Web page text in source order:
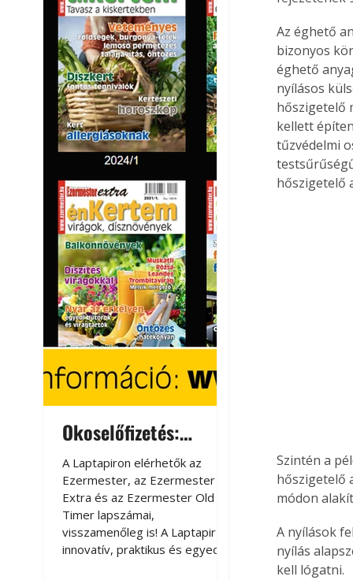
Okoselőfizetés:
Ezermester Extra
A Laptapiron elérhetők az
Ezermester, az Ezermester
Extra és az Ezermester Old
Timer lapszámai,
visszamenőleg is! A Laptapir új,
innovatív, praktikus és egyedi
A Laptapiron
Ezermester, az
Extra és az
visszamenőleg is! A
innovatív, praktikus
megoldás a
Az éghető
bizonyos
éghető
nyílásos
hőszigetelő
kellett
tűzvédelmi
hőszigetelő
Szintén a
hőszigetelő
módon
A nyílások
nyílás
kell lógatni.